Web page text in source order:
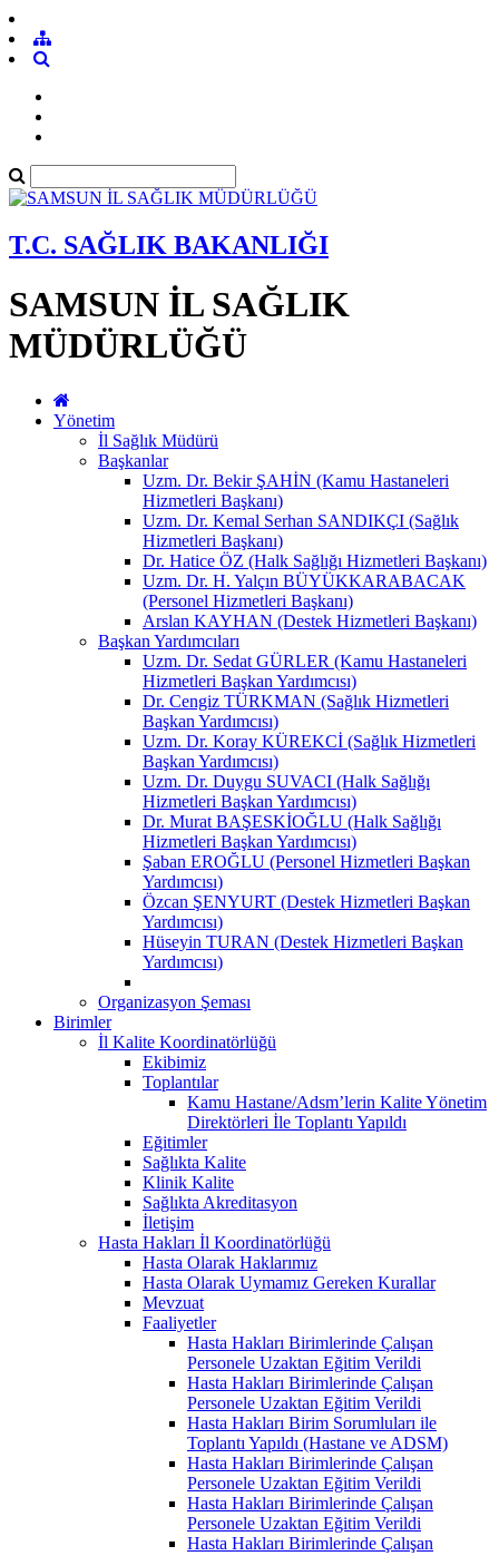
T.C. SAĞLIK BAKANLIĞI
SAMSUN İL SAĞLIK
MÜDÜRLÜĞÜ
Yönetim
İl Sağlık Müdürü
Başkanlar
Uzm. Dr. Bekir ŞAHİN (Kamu Hastaneleri
Hizmetleri Başkanı)
Uzm. Dr. Kemal Serhan SANDIKÇI (Sağlık
Hizmetleri Başkanı)
Dr. Hatice ÖZ (Halk Sağlığı Hizmetleri Başkanı)
Uzm. Dr. H. Yalçın BÜYÜKKARABACAK
(Personel Hizmetleri Başkanı)
Arslan KAYHAN (Destek Hizmetleri Başkanı)
Başkan Yardımcıları
Uzm. Dr. Sedat GÜRLER (Kamu Hastaneleri
Hizmetleri Başkan Yardımcısı)
Dr. Cengiz TÜRKMAN (Sağlık Hizmetleri
Başkan Yardımcısı)
Uzm. Dr. Koray KÜREKCİ (Sağlık Hizmetleri
Başkan Yardımcısı)
Uzm. Dr. Duygu SUVACI (Halk Sağlığı
Hizmetleri Başkan Yardımcısı)
Dr. Murat BAŞESKİOĞLU (Halk Sağlığı
Hizmetleri Başkan Yardımcısı)
Şaban EROĞLU (Personel Hizmetleri Başkan
Yardımcısı)
Özcan ŞENYURT (Destek Hizmetleri Başkan
Yardımcısı)
Hüseyin TURAN (Destek Hizmetleri Başkan
Yardımcısı)
Organizasyon Şeması
Birimler
İl Kalite Koordinatörlüğü
Ekibimiz
Toplantılar
Kamu Hastane/Adsm’lerin Kalite Yönetim
Direktörleri İle Toplantı Yapıldı
Eğitimler
Sağlıkta Kalite
Klinik Kalite
Sağlıkta Akreditasyon
İletişim
Hasta Hakları İl Koordinatörlüğü
Hasta Olarak Haklarımız
Hasta Olarak Uymamız Gereken Kurallar
Mevzuat
Faaliyetler
Hasta Hakları Birimlerinde Çalışan
Personele Uzaktan Eğitim Verildi
Hasta Hakları Birimlerinde Çalışan
Personele Uzaktan Eğitim Verildi
Hasta Hakları Birim Sorumluları ile
Toplantı Yapıldı (Hastane ve ADSM)
Hasta Hakları Birimlerinde Çalışan
Personele Uzaktan Eğitim Verildi
Hasta Hakları Birimlerinde Çalışan
Personele Uzaktan Eğitim Verildi
Hasta Hakları Birimlerinde Çalışan